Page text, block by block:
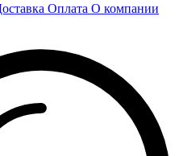
Оплата О компании